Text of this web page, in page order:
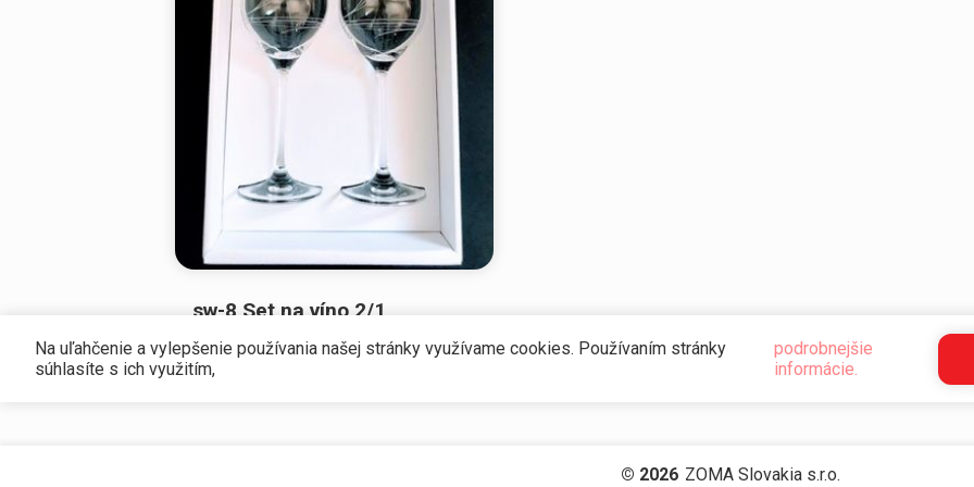
sw-8 Set na víno 2/1
Kalich na víno 360 ml zdobené
kryštálmi, d: 402, 2ks.
Na uľahčenie a vylepšenie používania našej stránky využívame cookies. Používaním stránky
súhlasíte s ich využitím,
podrobnejšie
informácie.
© 2026 ZOMA Slovakia s.r.o.